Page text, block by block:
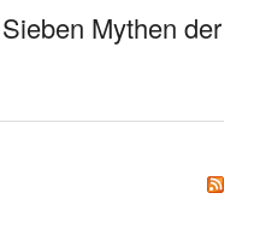
Mythen der